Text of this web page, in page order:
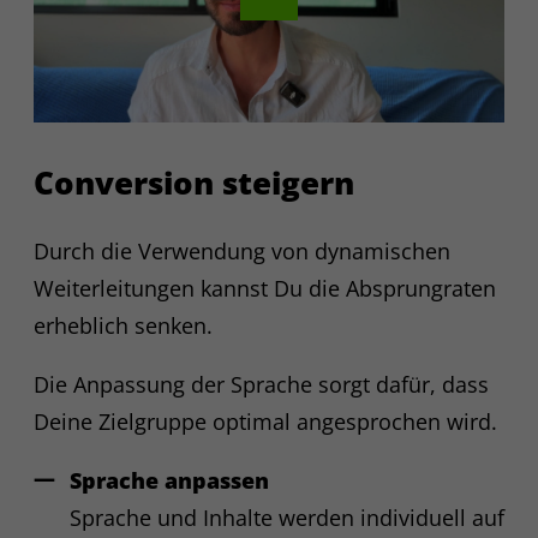
Conversion steigern
Durch die Verwendung von dynamischen
Weiterleitungen kannst Du die Absprungraten
erheblich senken.
Die Anpassung der Sprache sorgt dafür, dass
Deine Zielgruppe optimal angesprochen wird.
Sprache anpassen
Sprache und Inhalte werden individuell auf
Zweck
Conversion-Messung und
Remarketing; erfasst werden u. a. IP-
Adresse, Geräte-/Browserdaten,
Cookie-IDs, Seitenaufrufe und Klicks.
Rechtsgrundlage: Einwilligung (Art. 6
Empfänger ist Microsoft Ireland;
mögliche Übermittlung in die USA an
Microsoft kann pseudonyme Profile
für personalisierte Anzeigen
erstellen; Widerruf über Cookie-
Banner oder Microsoft-Opt-out
Name CleverPush
Anbieter CleverPush GmbH